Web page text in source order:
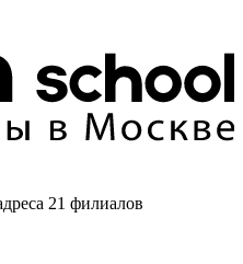
21 филиалов